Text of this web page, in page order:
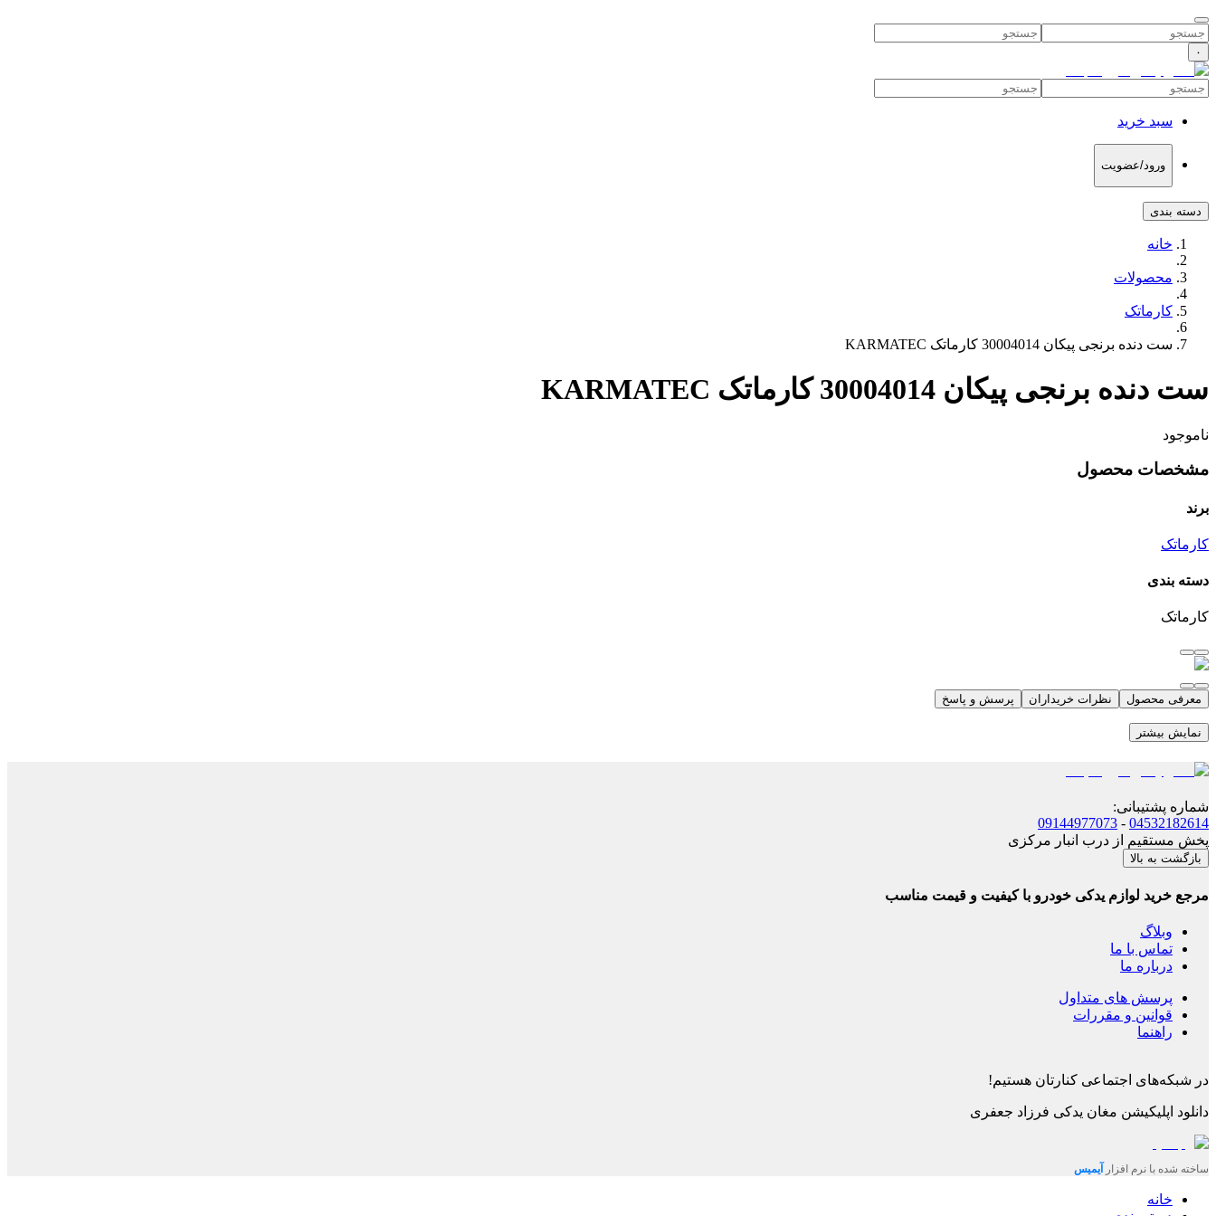
۰
سبد خرید
ورود/عضویت
دسته بندی
خانه
محصولات
کارماتک
ست دنده برنجی پیکان 30004014 کارماتک KARMATEC
ست دنده برنجی پیکان 30004014 کارماتک KARMATEC
ناموجود
مشخصات محصول
برند
کارماتک
دسته بندی
کارماتک
معرفی محصول نظرات خریداران پرسش و پاسخ
نمایش بیشتر
شماره پشتیبانی:
04532182614
-
09144977073
پخش مستقیم از درب انبار مرکزی
بازگشت به بالا
مرجع خرید لوازم یدکی خودرو با کیفیت و قیمت مناسب
وبلاگ
تماس با ما
درباره ما
پرسش های متداول
قوانین و مقررات
راهنما
در شبکه‌های اجتماعی کنارتان هستیم!
دانلود اپلیکیشن مغان یدکی فرزاد جعفری
ساخته شده با نرم افزار آیمیس
خانه